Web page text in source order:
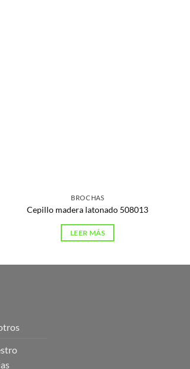
BROCHAS
Cepillo madera latonado 508013
LEER MÁS